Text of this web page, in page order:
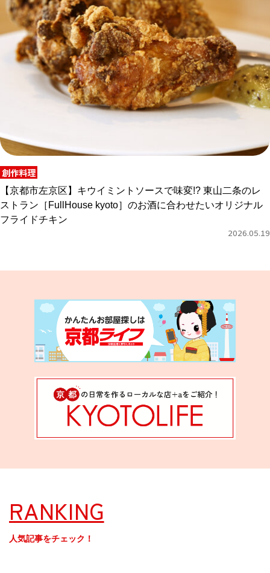
創作料理
【京都市左京区】キウイミントソースで味変!? 東山二条のレ
ストラン［FullHouse kyoto］のお酒に合わせたいオリジナル
フライドチキン
2026.05.19
RANKING
人気記事をチェック！